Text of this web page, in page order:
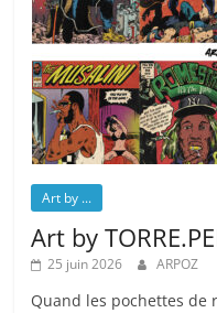
Art by ...
Art by
25 juin 2026 ARPOZ
Quand les pochettes de